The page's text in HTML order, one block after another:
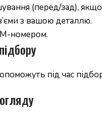
(перед/зад),
з вашою деталлю.
номером.
під час